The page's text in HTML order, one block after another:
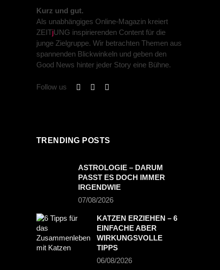
Kurz und gut.
Als unabhängiges Online-Magazin kreiert
ZEITjUNG inspirierenden Content für die
junge Zielgruppe. Wir betrachten Themen aus
spannenden Blickwinkeln und geben den
Good News hinter jeder Story eine Bühne.
Follow us
TRENDING POSTS
ASTROLOGIE – DARUM
PASST ES DOCH IMMER
IRGENDWIE
07/08/2026
KATZEN ERZIEHEN – 6
EINFACHE ABER
WIRKUNGSVOLLE
TIPPS
06/08/2026